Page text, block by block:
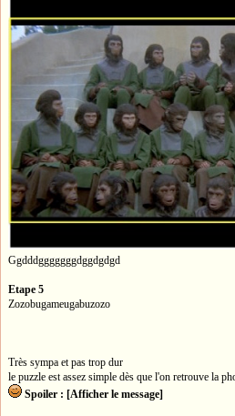
Ggdddgggggggdggdgdgd
Etape 5
Zozobugameugabuzozo
Très sympa et pas trop dur
le puzzle est assez simple dès que l'on retrouve la
Spoiler : [Afficher le message]